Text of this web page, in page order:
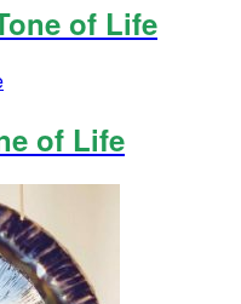
of Life
of Life